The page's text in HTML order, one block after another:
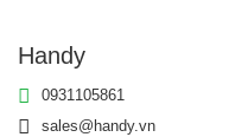
Handy
0931105861
sales@handy.vn